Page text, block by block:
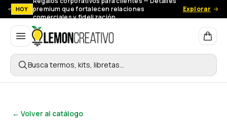
HOY
premium que fortalecen relaciones
comerciales y fidelización.
Explorar
Lemon Creativo
Busca termos, kits, libretas…
← Volver al catálogo